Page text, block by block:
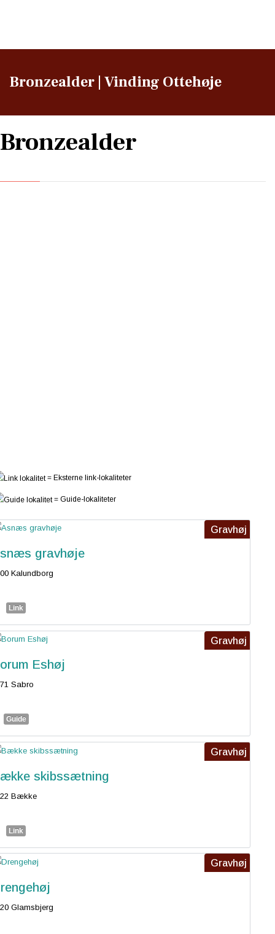
Bronzealder | Vinding Ottehøje
Bronzealder
= Eksterne link-lokaliteter
= Guide-lokaliteter
Gravhøj
gravhøje
Kalundborg
Link
Gravhøj
Eshøj
Sabro
Guide
Gravhøj
skibssætning
Bække
Link
Gravhøj
Glamsbjerg